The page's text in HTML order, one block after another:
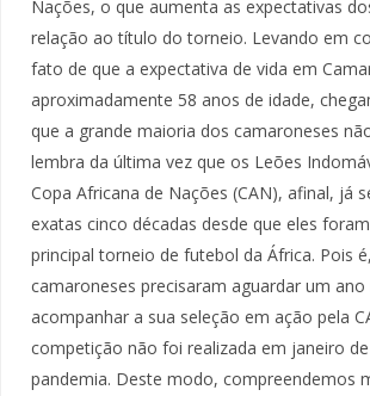
Nações, o que aumenta as expectativas
relação ao título do torneio. Levando em
fato de que a expectativa de vida em
aproximadamente 58 anos de idade,
que a grande maioria dos camaroneses
lembra da última vez que os Leões
Copa Africana de Nações (CAN), afinal, já
exatas cinco décadas desde que eles
principal torneio de futebol da África. Pois
camaroneses precisaram aguardar um ano
acompanhar a sua seleção em ação pela
competição não foi realizada em janeiro
pandemia. Deste modo, compreendemos